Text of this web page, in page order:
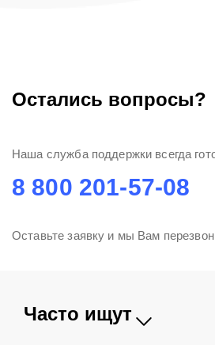
Остались вопросы?
Оставьте заявку и мы Вам
Наша служба поддержки всегда
8 800 201-57-08
Часто ищут